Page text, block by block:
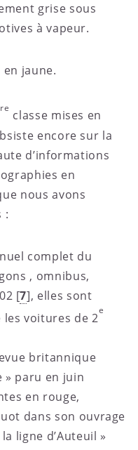
grise sous
à vapeur.
jaune.
re
classe mises en
encore sur la
d’informations
en
nous avons
:
complet du
, omnibus,
[7], elles sont
voitures de 2
e
britannique
» paru en juin
en rouge,
dans son ouvrage
ligne d’Auteuil »